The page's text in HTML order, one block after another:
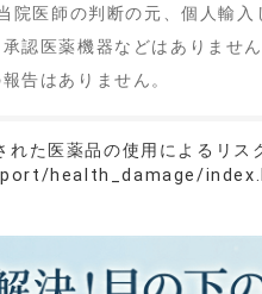
院医師の判断の元、個人輸入
認医薬機器などはありません
告はありません。
た医薬品の使用によるリ
health_damage/